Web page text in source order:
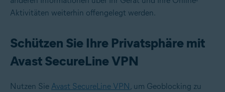
Aktivitäten weiterhin offengelegt werden.
Schützen Sie Ihre Privatsphäre mit
Avast SecureLine VPN
Nutzen Sie Avast SecureLine VPN , um Geoblocking zu